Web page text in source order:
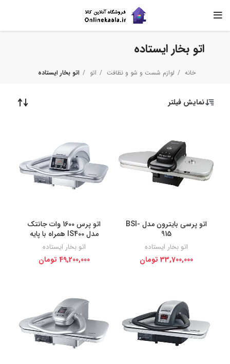
اتو بخار ایستاده
خانه لوازم شست و شو و نظافت اتو اتو بخار ایستاده
نمایش فیلتر
اتو پرسی بایترون مدل BSI-
915
اتو بخار ایستاده
33,700,000 تومان
اتو پرس 1600 وات جانتک
مدل IS400 همراه با پایه
اتو بخار ایستاده
49,200,000 تومان